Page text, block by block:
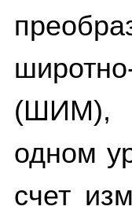
(ШИМ),
одном
счет